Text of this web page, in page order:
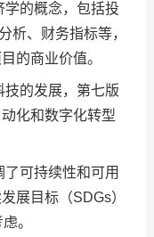
的概念，包括投
析、财务指标等，
的商业价值。
技的发展，第七版
化和数字化转型
了可持续性和可用
展目标（SDGs）
。